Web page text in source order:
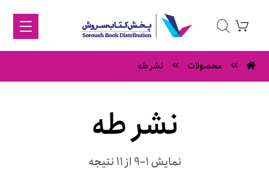
محصولات نشر طه
نشر طه
نمایش 1–9 از 11 نتیجه